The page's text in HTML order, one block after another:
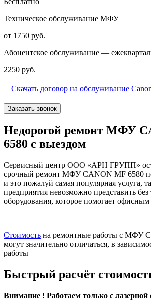
Техническое обслуживание МФУ
от 1750 руб.
Абонентское обслуживание —
2250 руб.
Скачать договор на обслуживание
Заказать звонок
Недорогой ремонт МФУ
6580 с выездом
Сервисный центр ООО «АРН ГРУПП»
срочный ремонт МФУ CANON MF 6580
и это пожалуй самая популярная услуга,
предприятия невозможно представить без
оборудования, которое помогает офисным
Стоимость на ремонтные работы с МФУ
могут значительно отличаться, в
работы
Быстрый расчёт
Внимание ! Работаем только с лазерной